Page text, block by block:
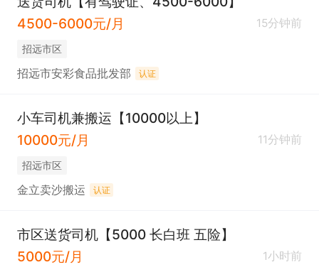
4500-6000元/月
15分钟前
招远市区
招远市安彩食品批发部 认证
小车司机兼搬运【10000以上】
10000元/月
11分钟前
招远市区
金立卖沙搬运 认证
市区送货司机【5000 长白班 五险】
5000元/月
1小时前